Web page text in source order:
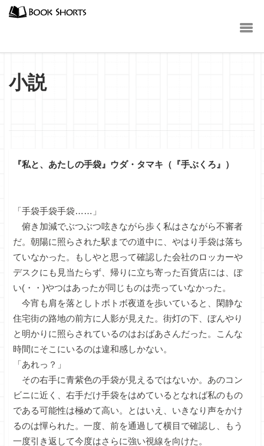
小説
『私と、あたしの手袋』ウダ・タマキ（『手ぶくろ』）
「手袋手袋手袋……」
俯き加減でぶつぶつ呟きながら歩く私はさながら不審者
だ。朝陽に照らされた駅までの道中に、やはり手袋は落ち
ていなかった。もしやと思って確認した会社のロッカーや
デスクにも見当たらず、帰りに立ち寄った百貨店には、ぽ
い(・・)やつはあったが同じものは売っていなかった。
今宵も肩を落としトボトボ夜道を歩いていると、閑静な
住宅街の路地の前方に人影が見えた。街灯の下、ぼんやり
と明かりに照らされているのはおばあさんだった。こんな
時間にそこにいるのは違和感しかない。
「あれっ？」
その右手に青紫色の手袋が見えるではないか。あのコン
ビニに近く、右手だけ手袋をはめているとなれば私のもの
である可能性は極めて高い。とはいえ、いきなり声をかけ
るのは憚られた。一度、前を通過して横目で確認し、もう
一度引き返して今度はさらに強い視線を向けた。